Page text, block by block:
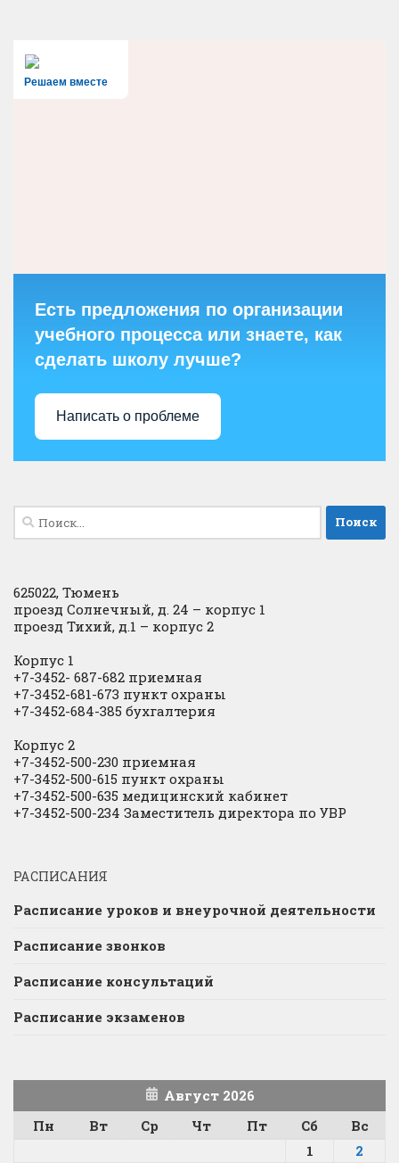
Решаем вместе
Есть предложения по организации
учебного процесса или знаете, как
сделать школу лучше?
Написать о проблеме
Найти:
625022, Тюмень
проезд Солнечный, д. 24 – корпус 1
проезд Тихий, д.1 – корпус 2
Корпус 1
+7-3452- 687-682 приемная
+7-3452-681-673 пункт охраны
+7-3452-684-385 бухгалтерия
Корпус 2
+7-3452-500-230 приемная
+7-3452-500-615 пункт охраны
+7-3452-500-635 медицинский кабинет
+7-3452-500-234 Заместитель директора по УВР
РАСПИСАНИЯ
Расписание уроков и внеурочной деятельности
Расписание звонков
Расписание консультаций
Расписание экзаменов
Август 2026
Пн
Вт Ср Чт Пт Сб
Вс
1
2